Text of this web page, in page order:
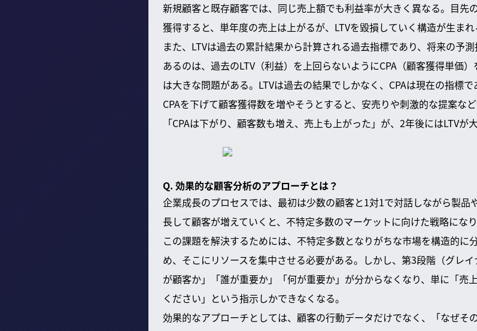
新規顧客と既存顧客では、同じ売上額でも利益率が大きく異なる。目先
獲得すると、単年度の売上は上がるが、LTVを毀損していく構造が生まれ
また、LTVは過去の累計結果から計算される過去指標であり、将来の予
あるのは、過去のLTV（利益）を上回らないようにCPA（顧客獲得単価
は大きな問題がある。LTVは過去の結果でしかなく、CPAは現在の指標
CPAを下げて顧客獲得数を増やそうとすると、安売りや刺激的な提案な
「CPAは下がり、顧客数も増え、売上も上がった」が、2年後にはLTVが
Q. 効果的な顧客分析のアプローチとは？
企業成長のプロセスでは、最初は少数の顧客と1対1で対話しながら製品
長して顧客が増えていくと、不特定多数のマーケットに向けた戦略にな
この課題を解決するためには、不特定多数となりがちな市場を構造的に
め、そこにリソースを集中させる必要がある。しかし、第3段階（グレ
が顧客か」「誰が重要か」「何が重要か」が分からなくなり、単に「売
ください」という指示しかできなくなる。
効果的なアプローチとしては、顧客の行動データだけでなく、「なぜそ